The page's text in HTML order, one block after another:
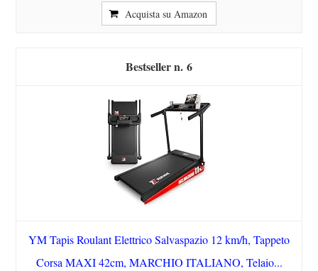
Acquista su Amazon
6
YM Tapis Roulant Elettrico Salvaspazio 12 km/h, Tappeto
Corsa MAXI 42cm, MARCHIO ITALIANO, Telaio...